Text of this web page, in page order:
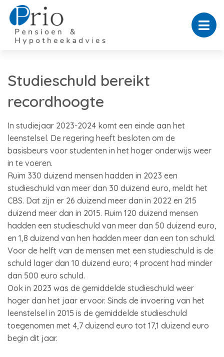
Studieschuld bereikt
recordhoogte
In studiejaar 2023-2024 komt een einde aan het
leenstelsel. De regering heeft besloten om de
basisbeurs voor studenten in het hoger onderwijs weer
in te voeren.
Ruim 330 duizend mensen hadden in 2023 een
studieschuld van meer dan 30 duizend euro, meldt het
CBS. Dat zijn er 26 duizend meer dan in 2022 en 215
duizend meer dan in 2015. Ruim 120 duizend mensen
hadden een studieschuld van meer dan 50 duizend euro,
en 1,8 duizend van hen hadden meer dan een ton schuld.
Voor de helft van de mensen met een studieschuld is de
schuld lager dan 10 duizend euro; 4 procent had minder
dan 500 euro schuld.
Ook in 2023 was de gemiddelde studieschuld weer
hoger dan het jaar ervoor. Sinds de invoering van het
leenstelsel in 2015 is de gemiddelde studieschuld
toegenomen met 4,7 duizend euro tot 17,1 duizend euro
begin dit jaar.